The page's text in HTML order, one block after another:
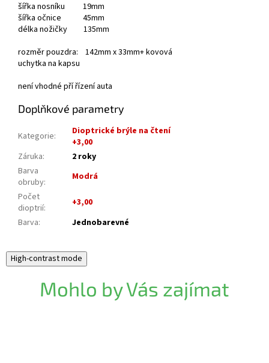
šířka nosníku 19mm
šířka očnice 45mm
délka nožičky 135mm
rozměr pouzdra: 142mm x 33mm+ kovová
uchytka na kapsu
není vhodné pří řízení auta
Doplňkové parametry
Kategorie:
Dioptrické brýle na čtení
+3,00
Záruka:
2 roky
Barva
obruby:
Modrá
Počet
dioptrií:
+3,00
Barva: Jednobarevné
High-contrast mode
Mohlo by Vás zajímat